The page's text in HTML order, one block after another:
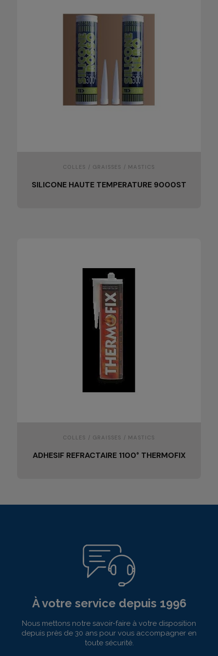
COLLES / GRAISSES / MASTICS
SILICONE HAUTE TEMPERATURE 9000ST
COLLES / GRAISSES / MASTICS
ADHESIF REFRACTAIRE 1100° THERMOFIX
À votre service depuis 1996
Nous mettons notre savoir-faire à votre disposition
depuis près de 30 ans pour vous accompagner en
toute sécurité.